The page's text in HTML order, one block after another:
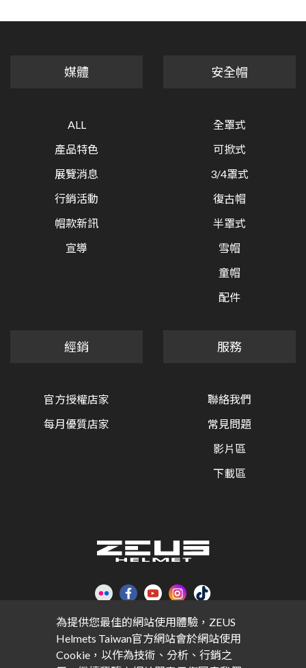
媒體
ALL
產品特色
展覽消息
行銷活動
帽款新訊
宣導
安全帽
全罩式
可掀式
3/4罩式
復古帽
半罩式
雪帽
童帽
配件
經銷
官方授權店家
每月優質店家
服務
聯絡我們
常見問題
影片區
下載區
Home 網站地圖 COOKIES使用政策
版權所有 © 隆輝安全帽有限公司 | Designed by CADIIS
為提供您最佳的網站使用體驗，ZEUS
Helmets Taiwan官方網站會於網站使用
Cookie，以作為技術、分析、行銷之